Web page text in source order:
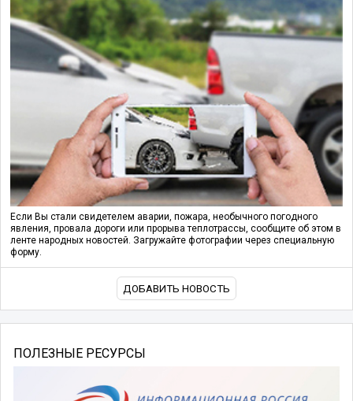
Если Вы стали свидетелем аварии, пожара, необычного погодного
явления, провала дороги или прорыва теплотрассы, сообщите об этом в
ленте народных новостей. Загружайте фотографии через специальную
форму.
ДОБАВИТЬ НОВОСТЬ
ПОЛЕЗНЫЕ РЕСУРСЫ